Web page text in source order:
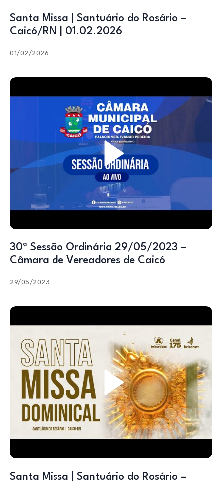
Santa Missa | Santuário do Rosário –
Caicó/RN | 01.02.2026
01/02/2026
30ª Sessão Ordinária 29/05/2023 –
Câmara de Vereadores de Caicó
29/05/2023
Santa Missa | Santuário do Rosário –